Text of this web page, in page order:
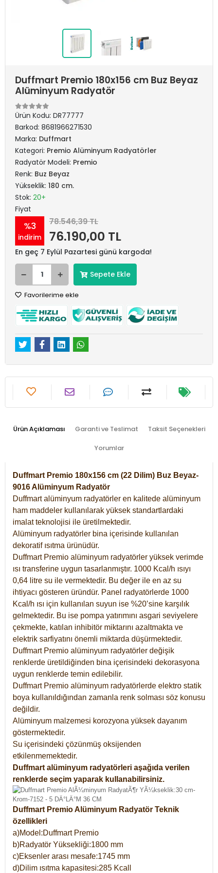
Duffmart Premio 180x156 cm Buz Beyaz
Alüminyum Radyatör
Ürün Kodu: DR77777
Barkod: 8681966271530
Marka: Duffmart
Kategori: Premio Alüminyum Radyatörler
Radyatör Modeli: Premio
Renk: Buz Beyaz
Yükseklik: 180 cm.
Stok: 20+
Fiyat
%3
indirim
78.546,39 TL
76.190,00 TL
En geç 7 Eylül Pazartesi günü kargoda!
Sepete Ekle
Favorilerime ekle
Ürün Açıklaması Garanti ve Teslimat Taksit Seçenekleri
Yorumlar
Duffmart Premio 180x156 cm (22 Dilim) Buz Beyaz-
9016 Alüminyum Radyatör
Duffmart alüminyum radyatörler en kalitede alüminyum
ham maddeler kullanılarak yüksek standartlardaki
imalat teknolojisi ile üretilmektedir.
Alüminyum radyatörler bina içerisinde kullanılan
dekoratif ısıtma ürünüdür.
Duffmart Premio alüminyum radyatörler yüksek verimde
ısı transferine uygun tasarlanmıştır. 1000 Kcal/h ısıyı
0,64 litre su ile vermektedir. Bu değer ile en az su
ihtiyacı gösteren üründür. Panel radyatörlerde 1000
Kcal/h ısı için kullanılan suyun ise %20’sine karşılık
gelmektedir. Bu ise pompa yatırımını asgari seviyelere
çekmekte, katılan inhibitör miktarını azaltmakta ve
elektrik sarfiyatını önemli miktarda düşürmektedir.
Duffmart Premio alüminyum radyatörler değişik
renklerde üretildiğinden bina içerisindeki dekorasyona
uygun renklerde temin edilebilir.
Duffmart Premio alüminyum radyatörlerde elektro statik
boya kullanıldığından zamanla renk solması söz konusu
değildir.
Alüminyum malzemesi korozyona yüksek dayanım
göstermektedir.
Su içerisindeki çözünmüş oksijenden
etkilenmemektedir.
Duffmart alüminyum radyatörleri aşağıda verilen
renklerde seçim yaparak kullanabilirsiniz.
Duffmart Premio Alüminyum Radyatör Teknik
özellikleri
a)Model:Duffmart Premio
b)Radyatör Yüksekliği:1800 mm
c)Eksenler arası mesafe:1745 mm
d)Dilim ısıtma kapasitesi:285 Kcall